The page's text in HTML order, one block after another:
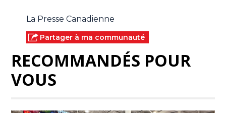
La Presse Canadienne
Partager à ma communauté
RECOMMANDÉS POUR
VOUS